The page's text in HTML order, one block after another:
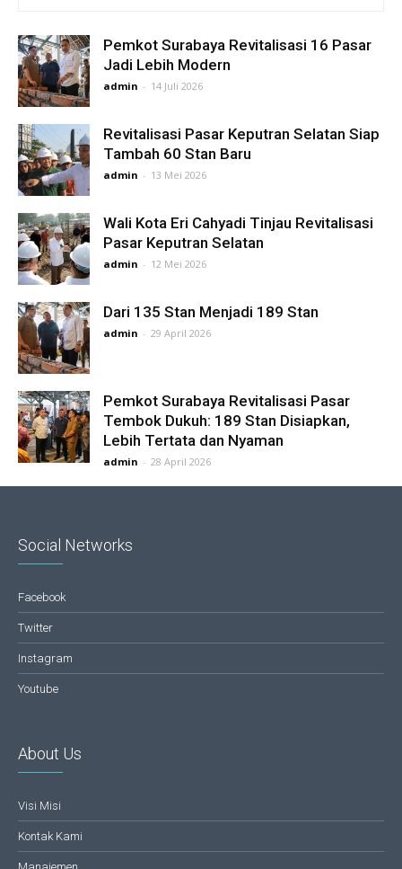
Pemkot Surabaya Revitalisasi 16 Pasar
Jadi Lebih Modern
admin - 14 Juli 2026
Revitalisasi Pasar Keputran Selatan Siap
Tambah 60 Stan Baru
admin - 13 Mei 2026
Wali Kota Eri Cahyadi Tinjau Revitalisasi
Pasar Keputran Selatan
admin - 12 Mei 2026
Dari 135 Stan Menjadi 189 Stan
admin - 29 April 2026
Pemkot Surabaya Revitalisasi Pasar
Tembok Dukuh: 189 Stan Disiapkan,
Lebih Tertata dan Nyaman
admin - 28 April 2026
Social Networks
Facebook
Twitter
Instagram
Youtube
About Us
Visi Misi
Kontak Kami